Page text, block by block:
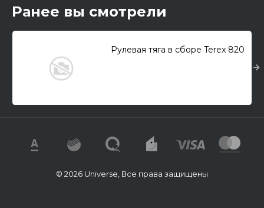
Ранее вы смотрели
Рулевая тяга в сборе Terex 820
© 2026 Universe, Все права защищены